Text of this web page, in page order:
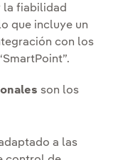
la fiabilidad
que incluye un
con los
son los
a las